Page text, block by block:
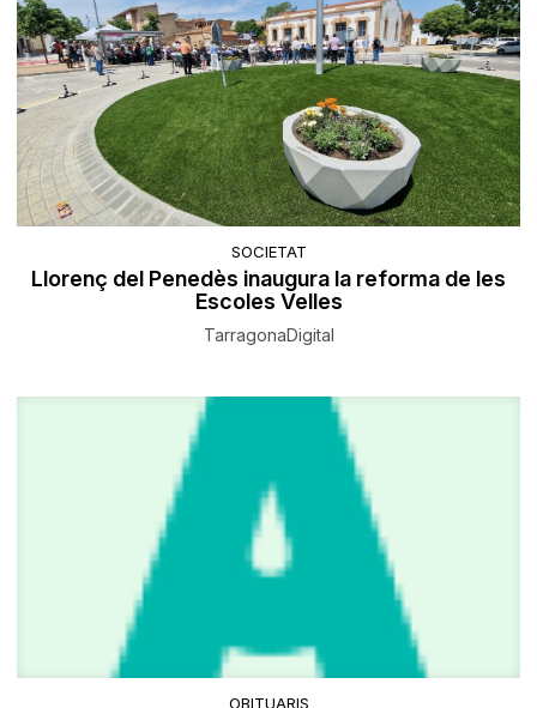
SOCIETAT
Llorenç del Penedès inaugura la reforma de les
Escoles Velles
TarragonaDigital
OBITUARIS